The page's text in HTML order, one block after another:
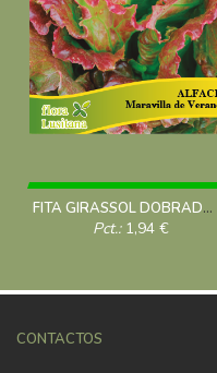
FITA GIRASSOL DOBRADO *FL*
Pct.: 1,94 €
CONTACTOS